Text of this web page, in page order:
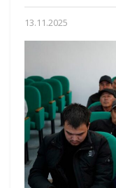
13.11.2025